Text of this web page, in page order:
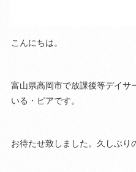
こんにちは。
富山県高岡市で放課後等デイサ
いる・ピアです。
お待たせ致しました。久しぶり